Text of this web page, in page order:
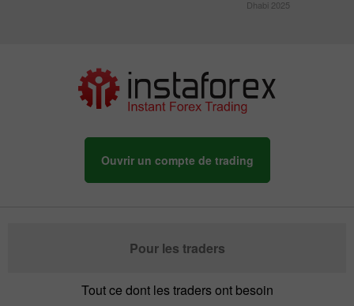
Dhabi 2025
Ouvrir un compte de trading
Pour les traders
Tout ce dont les traders ont besoin